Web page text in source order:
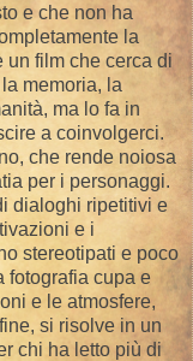
e che non ha
la
un film che cerca di
memoria, la
ma lo fa in
a coinvolgerci.
che rende noiosa
per i personaggi.
dialoghi ripetitivi e
e i
stereotipati e poco
fotografia cupa e
e le atmosfere,
si risolve in un
chi ha letto più di